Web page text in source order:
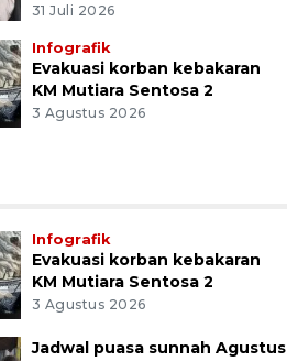
31 Juli 2026
Infografik
Evakuasi korban kebakaran
KM Mutiara Sentosa 2
3 Agustus 2026
Infografik
Evakuasi korban kebakaran
KM Mutiara Sentosa 2
3 Agustus 2026
Jadwal puasa sunnah Agustus